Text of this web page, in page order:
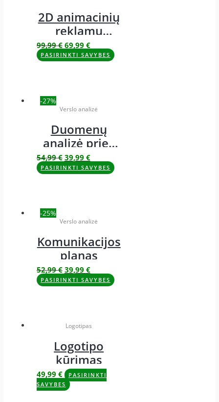
2D animacinių
reklamų
kūrimas
99,99€ 69,99 €
PASIRINKTI SAVYBES
-27%
Verslo analizė
Duomenų
analizė prieš
verslo pradžią
54,99€ 39,99 €
PASIRINKTI SAVYBES
-25%
Verslo analizė
Komunikacijos
planas
52,99€ 39,99 €
PASIRINKTI SAVYBES
Logotipas
Logotipo
kūrimas
49,99 €
PASIRINKTI
SAVYBES